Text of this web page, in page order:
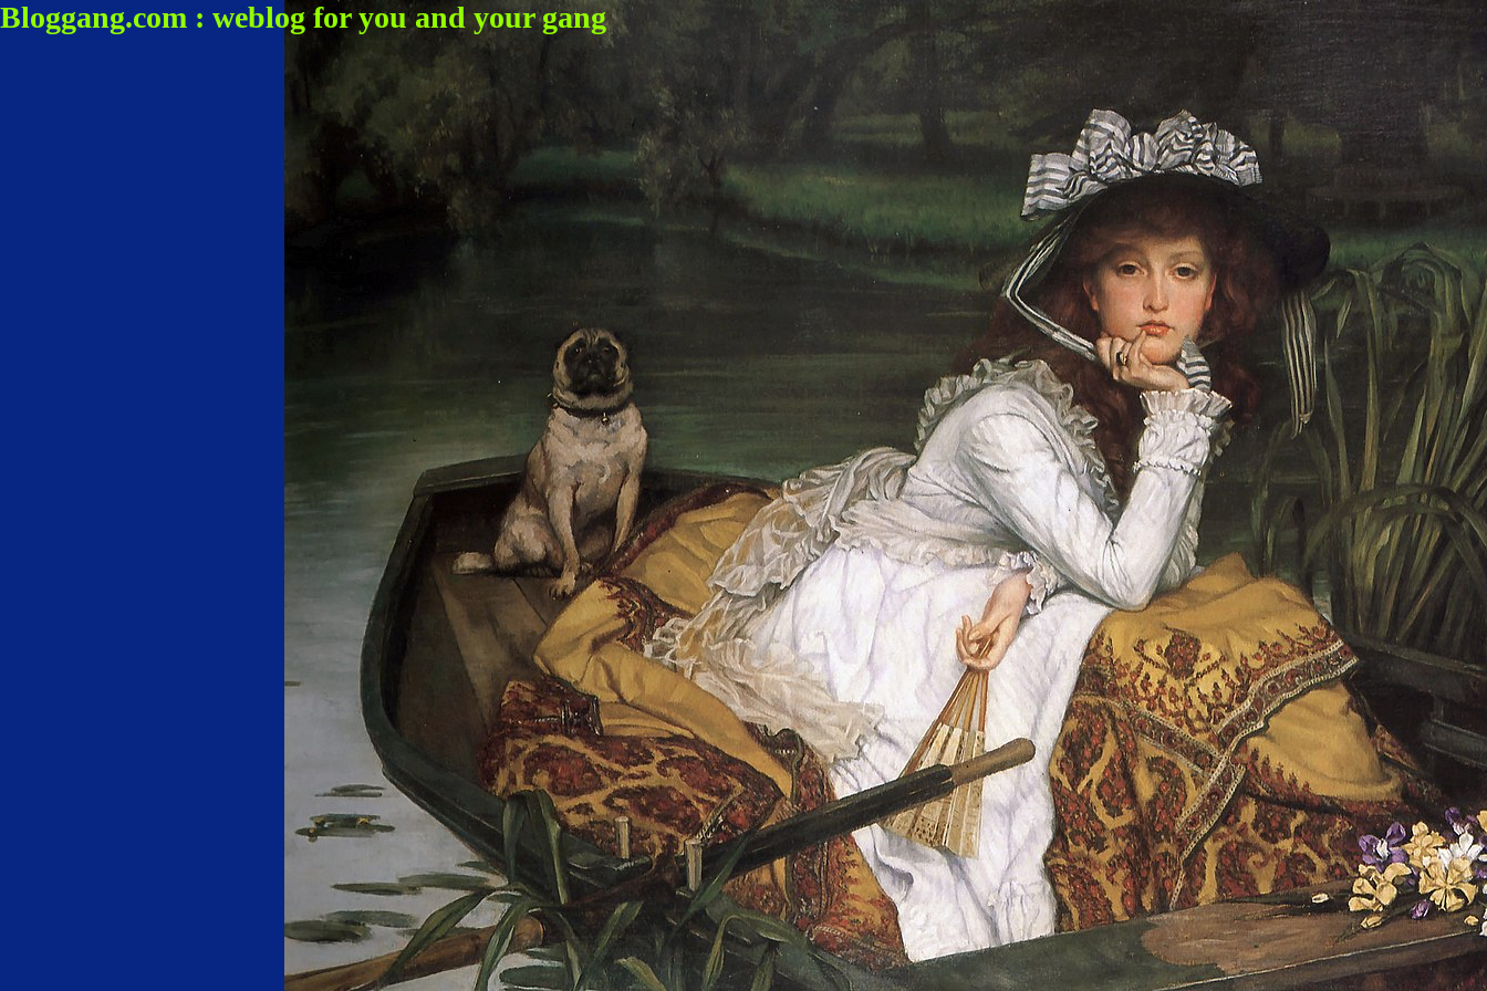
Bloggang.com : weblog for you and your gang